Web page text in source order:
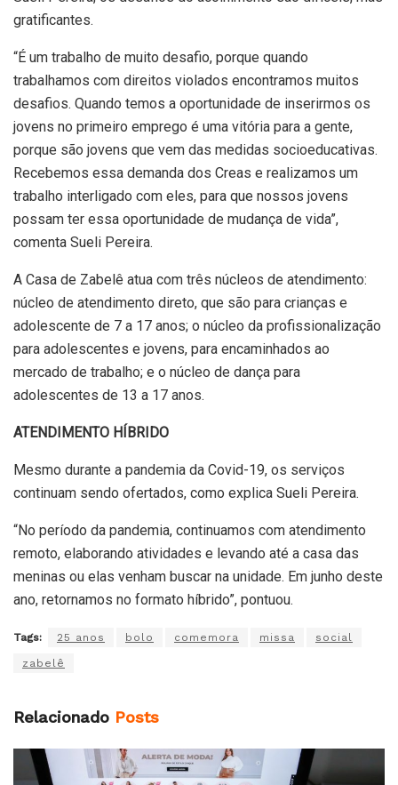
gratificantes.
“É um trabalho de muito desafio, porque quando
trabalhamos com direitos violados encontramos muitos
desafios. Quando temos a oportunidade de inserirmos os
jovens no primeiro emprego é uma vitória para a gente,
porque são jovens que vem das medidas socioeducativas.
Recebemos essa demanda dos Creas e realizamos um
trabalho interligado com eles, para que nossos jovens
possam ter essa oportunidade de mudança de vida”,
comenta Sueli Pereira.
A Casa de Zabelê atua com três núcleos de atendimento:
núcleo de atendimento direto, que são para crianças e
adolescente de 7 a 17 anos; o núcleo da profissionalização
para adolescentes e jovens, para encaminhados ao
mercado de trabalho; e o núcleo de dança para
adolescentes de 13 a 17 anos.
ATENDIMENTO HÍBRIDO
Mesmo durante a pandemia da Covid-19, os serviços
continuam sendo ofertados, como explica Sueli Pereira.
“No período da pandemia, continuamos com atendimento
remoto, elaborando atividades e levando até a casa das
meninas ou elas venham buscar na unidade. Em junho deste
ano, retornamos no formato híbrido”, pontuou.
Tags: 25 anos bolo comemora missa social
zabelê
Relacionado Posts